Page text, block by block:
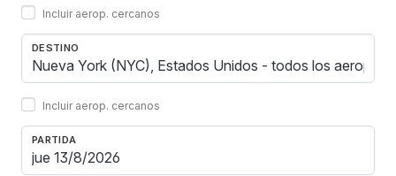
Incluir aerop. cercanos
DESTINO
Incluir aerop. cercanos
PARTIDA